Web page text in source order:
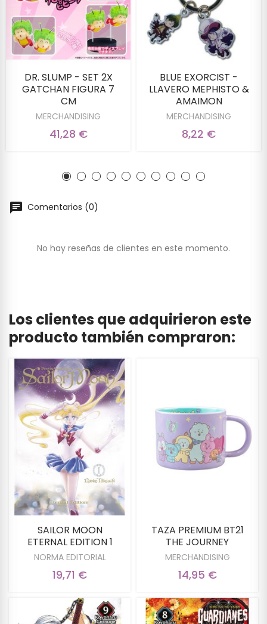
DR. SLUMP - SET 2X
GATCHAN FIGURA 7
CM
MERCHANDISING
41,28 €
BLUE EXORCIST -
LLAVERO MEPHISTO &
AMAIMON
MERCHANDISING
8,22 €
Comentarios (0)
No hay reseñas de clientes en este momento.
Los clientes que adquirieron este
producto también compraron:
SAILOR MOON
ETERNAL EDITION 1
NORMA EDITORIAL
19,71 €
TAZA PREMIUM BT21
THE JOURNEY
MERCHANDISING
14,95 €